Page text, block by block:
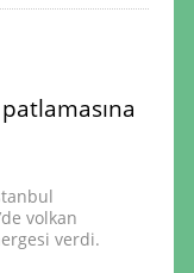
volkan
verdi.